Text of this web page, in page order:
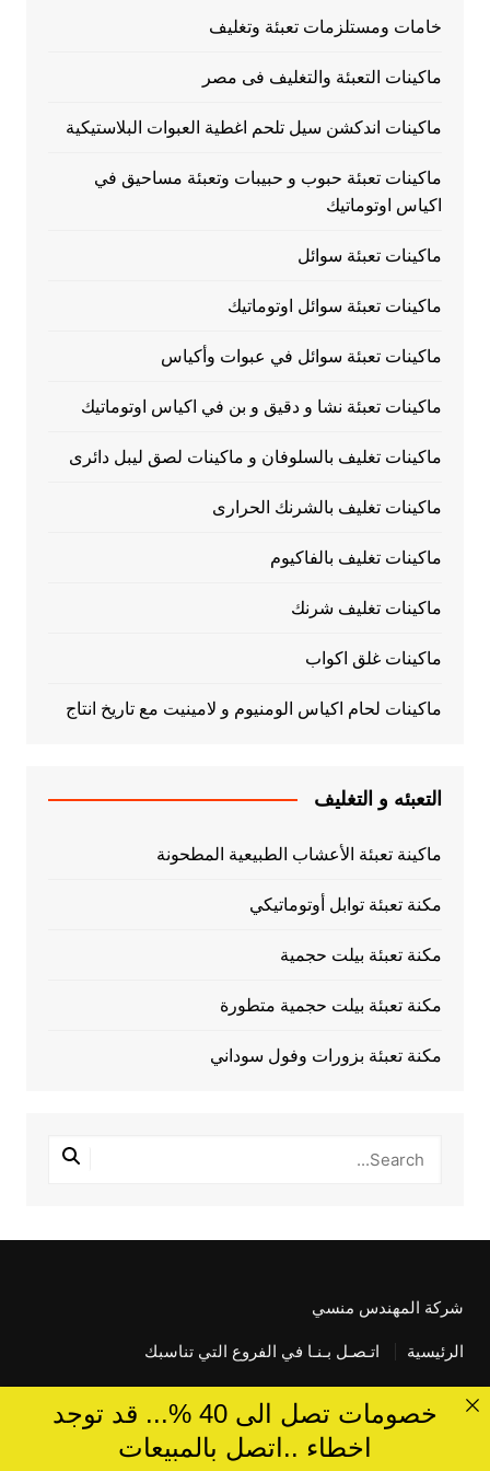
خامات ومستلزمات تعبئة وتغليف
ماكينات التعبئة والتغليف فى مصر
ماكينات اندكشن سيل تلحم اغطية العبوات البلاستيكية
ماكينات تعبئة حبوب و حبيبات وتعبئة مساحيق في
اكياس اوتوماتيك
ماكينات تعبئة سوائل
ماكينات تعبئة سوائل اوتوماتيك
ماكينات تعبئة سوائل في عبوات وأكياس
ماكينات تعبئة نشا و دقيق و بن في اكياس اوتوماتيك
ماكينات تغليف بالسلوفان و ماكينات لصق ليبل دائرى
ماكينات تغليف بالشرنك الحرارى
ماكينات تغليف بالفاكيوم
ماكينات تغليف شرنك
ماكينات غلق اكواب
ماكينات لحام اكياس الومنيوم و لامينيت مع تاريخ انتاج
التعبئه و التغليف
ماكينة تعبئة الأعشاب الطبيعية المطحونة
مكنة تعبئة توابل أوتوماتيكي
مكنة تعبئة بيلت حجمية
مكنة تعبئة بيلت حجمية متطورة
مكنة تعبئة بزورات وفول سوداني
شركة المهندس منسي
الرئيسية اتـصـل بـنـا في الفروع التي تناسبك
خصومات تصل الى 40 %... قد توجد
اخطاء ..اتصل بالمبيعات